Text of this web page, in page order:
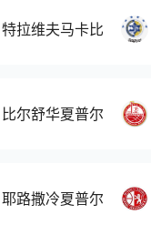
特拉维夫马卡比
比尔舒华夏普尔
耶路撒冷夏普尔